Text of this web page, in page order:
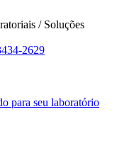
/ Soluções
2629
para seu laboratório